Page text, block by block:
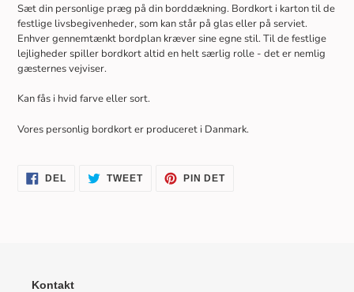
indkøbskurv
Sæt din personlige præg på din borddækning. Bordkort i karton til de
festlige livsbegivenheder, som kan står på glas eller på serviet.
Enhver gennemtænkt bordplan kræver sine egne stil. Til de festlige
lejligheder spiller bordkort altid en helt særlig rolle - det er nemlig
gæsternes vejviser.
Kan fås i hvid farve eller sort.
Vores personlig bordkort er produceret i Danmark.
DEL
PÅ
TWEETTWEET PIN DETPIN
Kontakt